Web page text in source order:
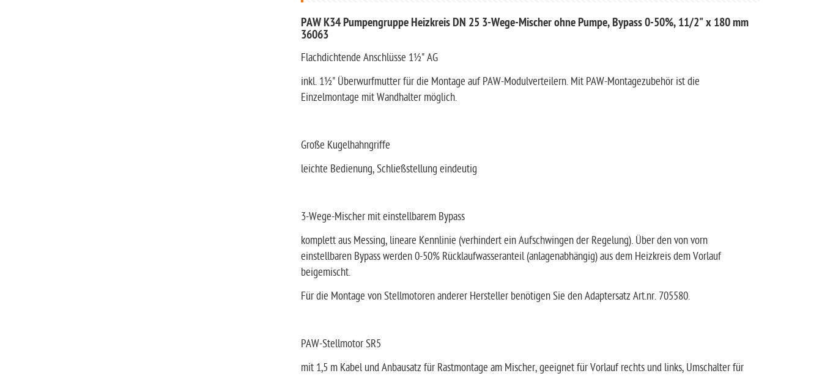
PAW K34 Pumpengruppe Heizkreis DN 25 3-Wege-Mischer ohne Pumpe, Bypass 0-50%, 11/2" x 180 mm
36063
Flachdichtende Anschlüsse 1½" AG
inkl. 1½" Überwurfmutter für die Montage auf PAW-Modulverteilern. Mit PAW-Montagezubehör ist die
Einzelmontage mit Wandhalter möglich.
Große Kugelhahngriffe
leichte Bedienung, Schließstellung eindeutig
3-Wege-Mischer mit einstellbarem Bypass
komplett aus Messing, lineare Kennlinie (verhindert ein Aufschwingen der Regelung). Über den von vorn
einstellbaren Bypass werden 0-50% Rücklaufwasseranteil (anlagenabhängig) aus dem Heizkreis dem Vorlauf
beigemischt.
Für die Montage von Stellmotoren anderer Hersteller benötigen Sie den Adaptersatz Art.nr. 705580.
PAW-Stellmotor SR5
mit 1,5 m Kabel und Anbausatz für Rastmontage am Mischer, geeignet für Vorlauf rechts und links, Umschalter für